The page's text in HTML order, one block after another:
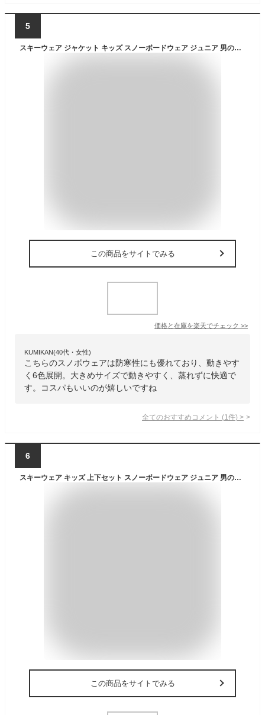
5
スキーウェア ジャケット キッズ スノーボードウェア ジュニア 男の子 女の子 子供 子ども こども 120 130 140 150 雪遊び スキー ソリ スノーボード スノボ スノボー スノー ウェア 送料無料 2022-2023 新作
この商品をサイトでみる
価格と在庫を楽天でチェック >>
KUMIKAN(40代・女性)
こちらのスノボウェアは防寒性にも優れており、動きやす
く6色展開。大きめサイズで動きやすく、蒸れずに快適で
す。コスパもいいのが嬉しいですね
全てのおすすめコメント (1 件) >
6
スキーウェア キッズ 上下セット スノーボードウェア ジュニア 男の子女の子 子供 子ども こども 120 130 140 150 160 雪遊び スキー ソリ スノーボード スノボ スノボー スノー ウェア ジャケット パンツ 上下 セット 送料無料 新作
この商品をサイトでみる